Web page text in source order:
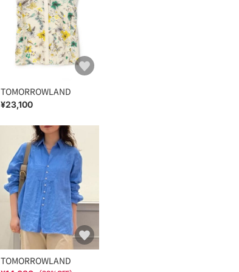
TOMORROWLAND
¥23,100
TOMORROWLAND